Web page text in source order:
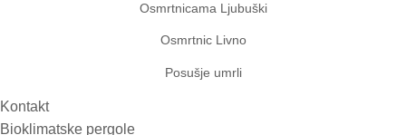
Osmrtnicama Ljubuški
Osmrtnic Livno
Posušje umrli
Kontakt
Bioklimatske pergole